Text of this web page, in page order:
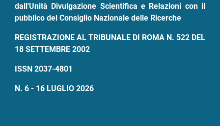
dall'Unità Divulgazione Scientifica e Relazioni con il
pubblico del Consiglio Nazionale delle Ricerche
REGISTRAZIONE AL TRIBUNALE DI ROMA N. 522 DEL
18 SETTEMBRE 2002
ISSN 2037-4801
N. 6 - 16 LUGLIO 2026